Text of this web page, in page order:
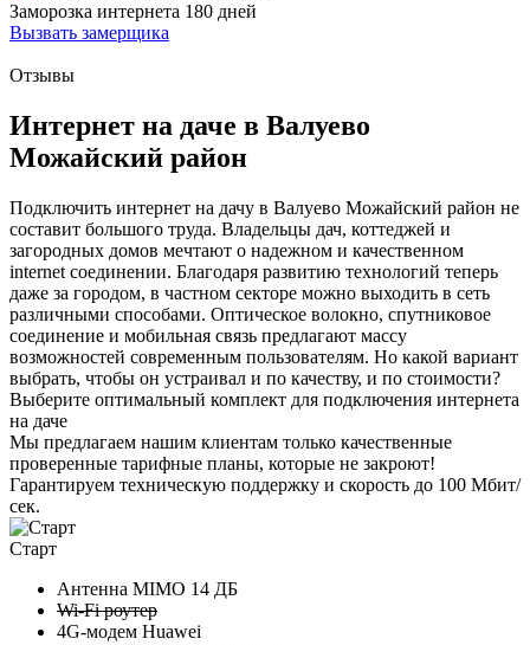
Заморозка интернета 180 дней
Вызвать замерщика
Отзывы
Интернет на даче в Валуево
Можайский район
Подключить интернет на дачу в Валуево Можайский район не
составит большого труда. Владельцы дач, коттеджей и
загородных домов мечтают о надежном и качественном
internet соединении. Благодаря развитию технологий теперь
даже за городом, в частном секторе можно выходить в сеть
различными способами. Оптическое волокно, спутниковое
соединение и мобильная связь предлагают массу
возможностей современным пользователям. Но какой вариант
выбрать, чтобы он устраивал и по качеству, и по стоимости?
Выберите оптимальный комплект для подключения интернета
на даче
Мы предлагаем нашим клиентам только качественные
проверенные тарифные планы, которые не закроют!
Гарантируем техническую поддержку и скорость до 100 Мбит/
сек.
Старт
Антенна MIMO 14 ДБ
Wi-Fi роутер
4G-модем Huawei